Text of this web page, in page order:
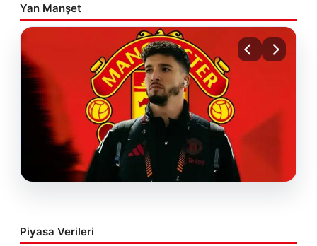
Yan Manşet
07.08.2026
Manchester United resmen duyurdu!
Altay Bayındır’ın yeni adresi belli oldu
Piyasa Verileri